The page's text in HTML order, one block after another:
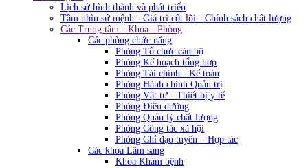
Lịch sử hình thành và phát triển
Tầm nhìn sứ mệnh - Giá trị cốt lõi - Chính sách chất lượng
Các Trung tâm - Khoa - Phòng
Các phòng chức năng
Phòng Tổ chức cán bộ
Phòng Kế hoạch tổng hơp
Phòng Tài chính - Kế toán
Phòng Hành chính Quản trị
Phòng Vật tư - Thiết bị y tế
Phòng Điều dưỡng
Phòng Quản lý chất lượng
Phòng Công tác xã hội
Phòng Chỉ đạo tuyến – Hợp tác
Các khoa Lâm sàng
Khoa Khám bệnh